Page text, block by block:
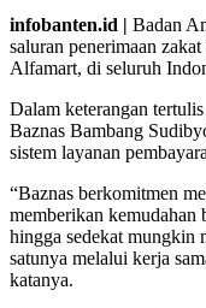
infobanten.id | Badan
saluran penerimaan
Alfamart, di seluruh
Dalam keterangan
Baznas Bambang
sistem layanan
“Baznas berkomitmen
memberikan kemudahan
hingga sedekat mungkin
satunya melalui kerja
katanya.